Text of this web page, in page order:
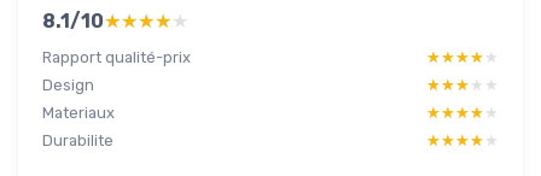
8.1/10★★★★★
★★★★★
Rapport qualité-prix ★★★★★
★★★★★
Design
★★★★★
★★★★★
Materiaux
★★★★★
★★★★★
Durabilite
★★★★★
★★★★★